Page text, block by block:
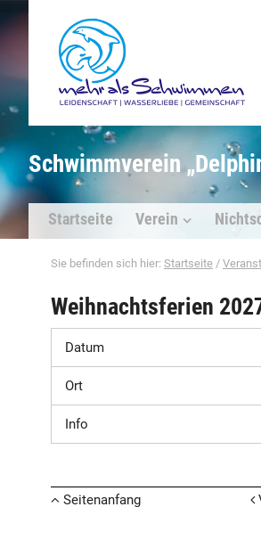
Schwimmverein
Startseite Verein
Sie befinden sich hier: Startseite /
Weihnachtsferien
Datum
Ort
Info
Seitenanfang